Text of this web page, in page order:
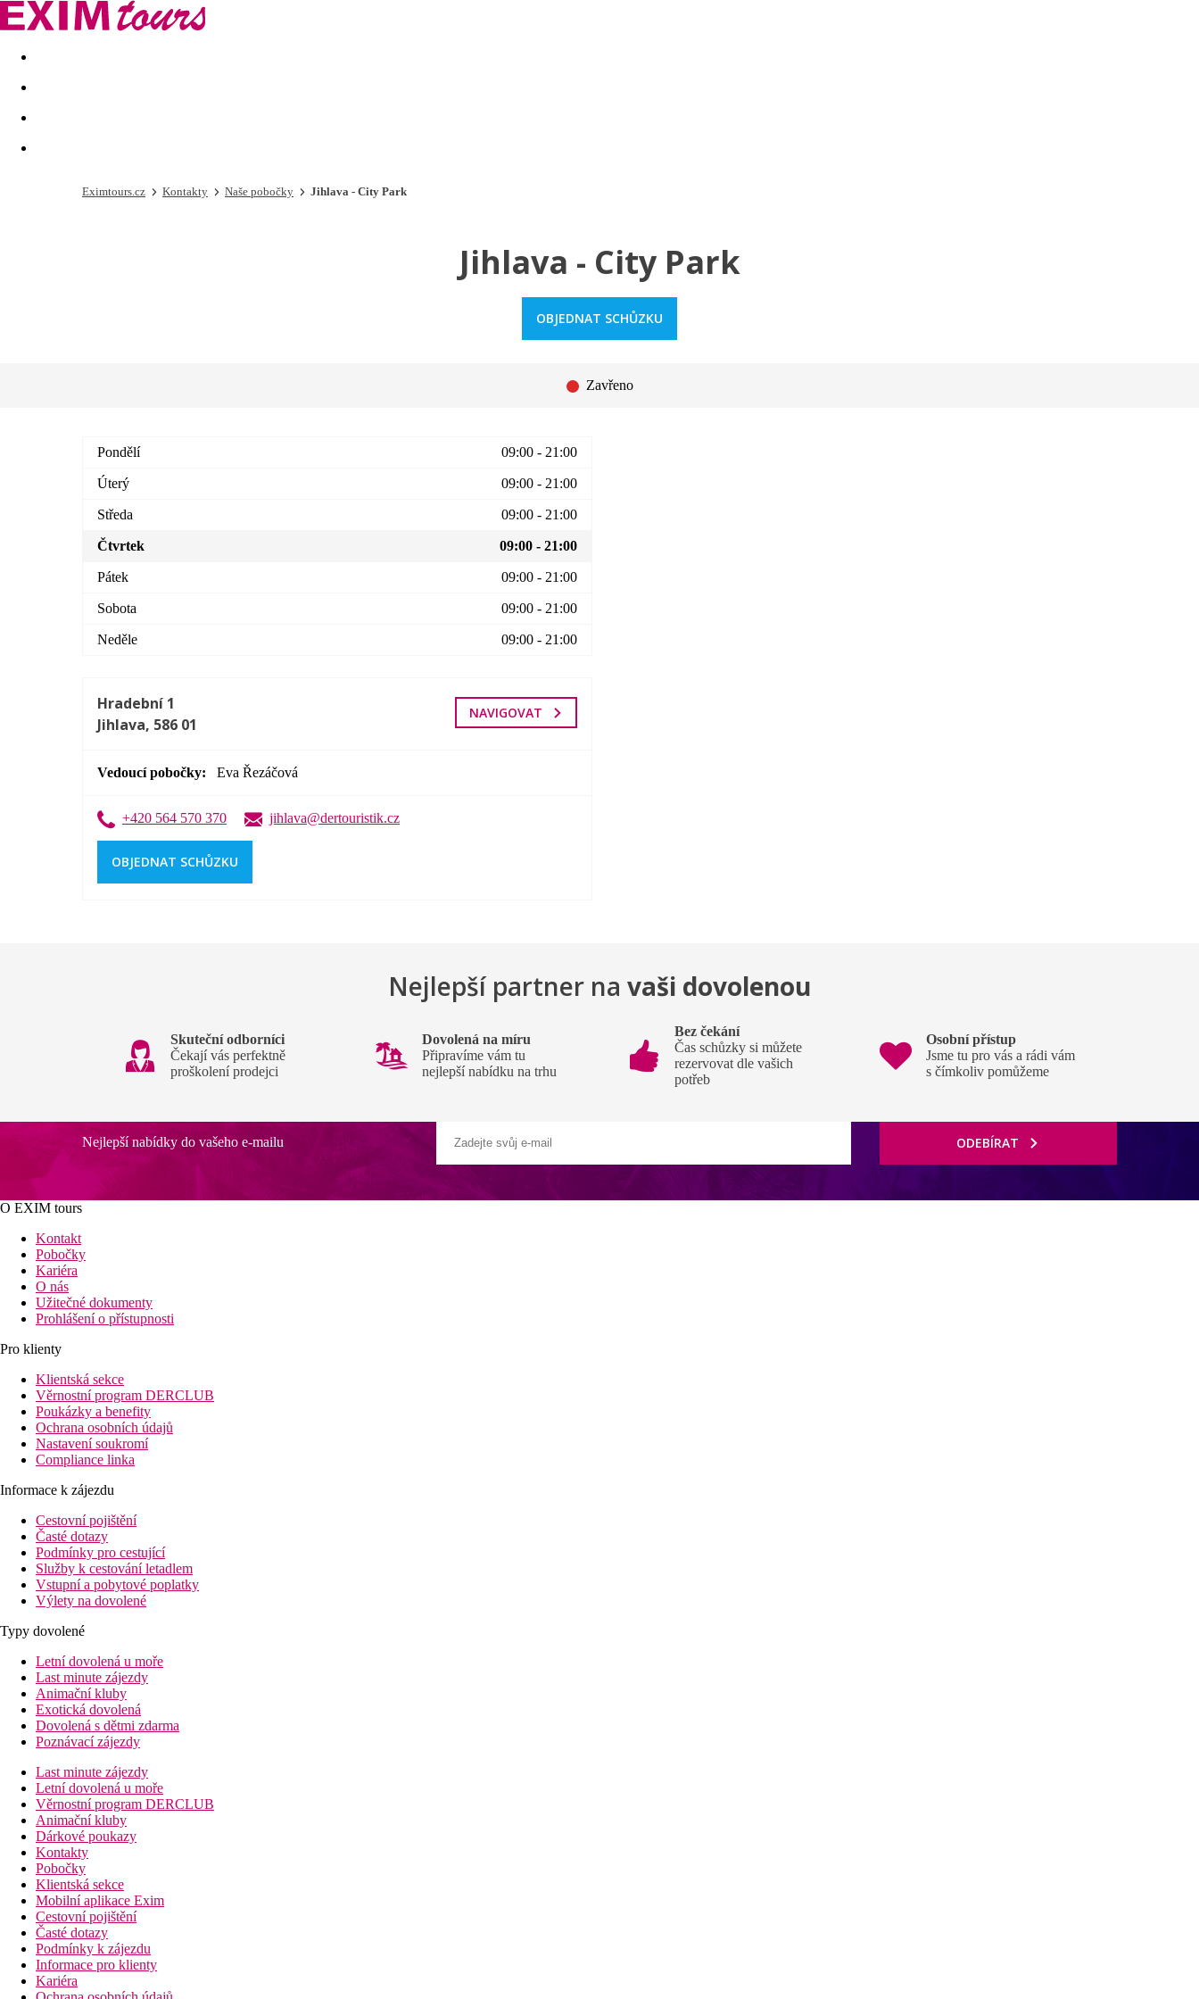
Akční nabídky Last minute
Eximtours.cz Kontakty Naše pobočky Jihlava - City Park
Jihlava - City Park
OBJEDNAT SCHŮZKU
Zavřeno
Pondělí 09:00 - 21:00
Úterý 09:00 - 21:00
Středa 09:00 - 21:00
Čtvrtek 09:00 - 21:00
Pátek 09:00 - 21:00
Sobota 09:00 - 21:00
Neděle 09:00 - 21:00
Hradební 1
Jihlava, 586 01
NAVIGOVAT
Vedoucí pobočky Eva Řezáčová
+420 564 570 370 jihlava@dertouristik.cz
OBJEDNAT SCHŮZKU
Nejlepší partner na vaši dovolenou
Skuteční odborníci
Čekají vás perfektně
proškolení prodejci
Dovolená na míru
Připravíme vám tu
nejlepší nabídku na trhu
Bez čekání
Čas schůzky si můžete
rezervovat dle vašich
potřeb
Osobní přístup
Jsme tu pro vás a rádi vám
s čímkoliv pomůžeme
Nejlepší nabídky do vašeho e-mailu ODEBÍRAT
O EXIM tours
Kontakt
Pobočky
Kariéra
O nás
Užitečné dokumenty
Prohlášení o přístupnosti
Pro klienty
Klientská sekce
Věrnostní program DERCLUB
Poukázky a benefity
Ochrana osobních údajů
Nastavení soukromí
Compliance linka
Informace k zájezdu
Cestovní pojištění
Časté dotazy
Podmínky pro cestující
Služby k cestování letadlem
Vstupní a pobytové poplatky
Výlety na dovolené
Typy dovolené
Letní dovolená u moře
Last minute zájezdy
Animační kluby
Exotická dovolená
Dovolená s dětmi zdarma
Poznávací zájezdy
Last minute zájezdy
Letní dovolená u moře
Věrnostní program DERCLUB
Animační kluby
Dárkové poukazy
Kontakty
Pobočky
Klientská sekce
Mobilní aplikace Exim
Cestovní pojištění
Časté dotazy
Podmínky k zájezdu
Informace pro klienty
Kariéra